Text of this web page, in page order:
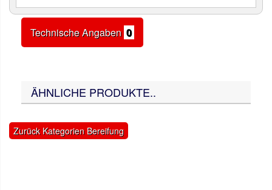
Technische Angaben 0
ÄHNLICHE PRODUKTE..
Zurück Kategorien Bereifung